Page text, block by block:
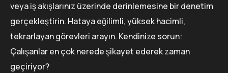
veya iş akışlarınız üzerinde derinlemesine bir denetim
gerçekleştirin. Hataya eğilimli, yüksek hacimli,
tekrarlayan görevleri arayın. Kendinize sorun:
Çalışanlar en çok nerede şikayet ederek zaman
geçiriyor?